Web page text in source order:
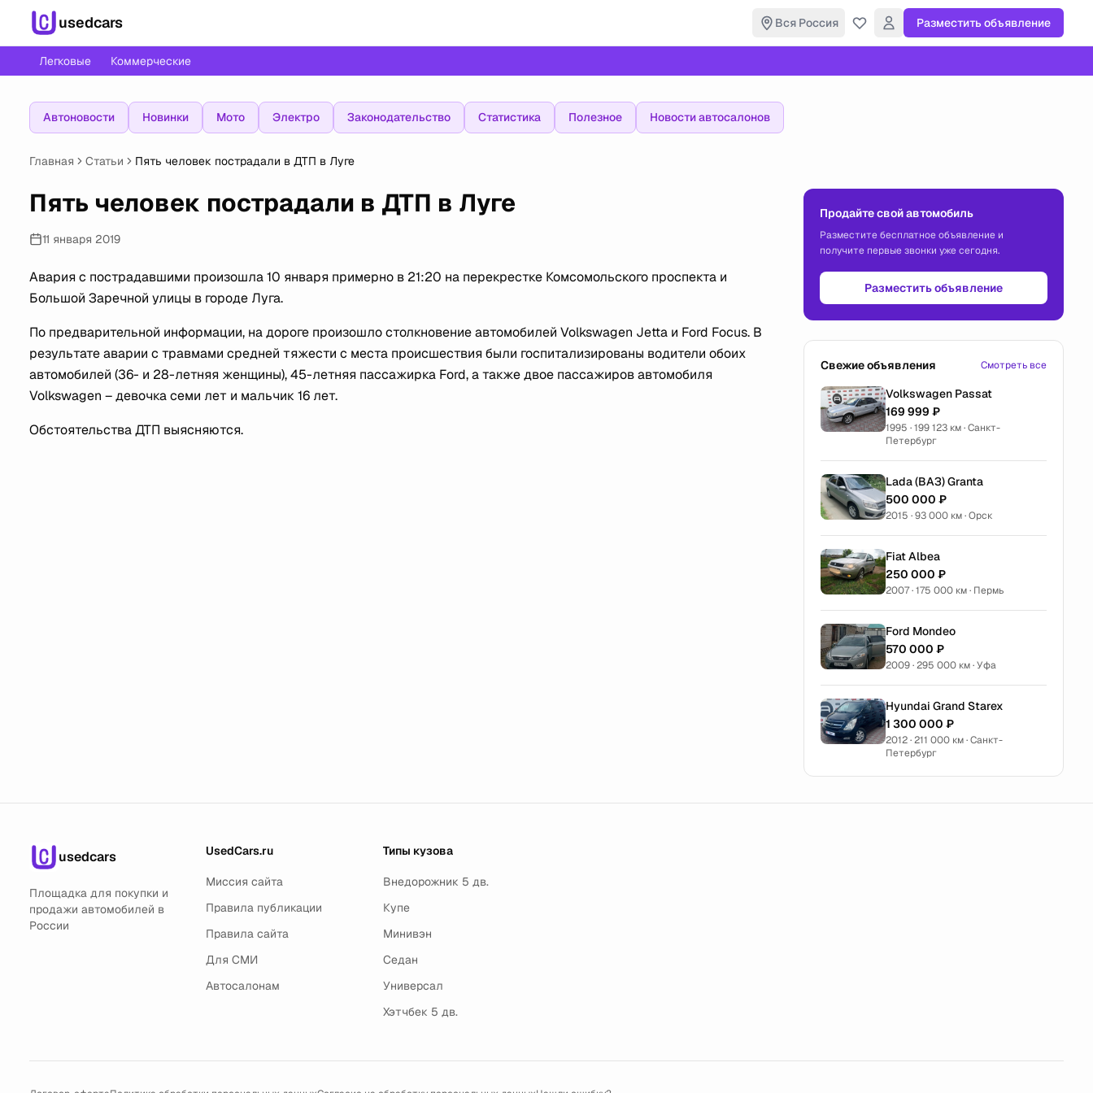
usedcars Вся Россия Разместить объявление
Легковые Коммерческие
Автоновости Новинки Мото Электро Законодательство Статистика Полезное Новости автосалонов
Главная Статьи Пять человек пострадали в ДТП в Луге
Пять человек пострадали в ДТП в Луге
11 января 2019
Авария с пострадавшими произошла 10 января примерно в 21:20 на перекрестке Комсомольского проспекта и
Большой Заречной улицы в городе Луга.
По предварительной информации, на дороге произошло столкновение автомобилей Volkswagen Jetta и Ford Focus. В
результате аварии с травмами средней тяжести с места происшествия были госпитализированы водители обоих
автомобилей (36- и 28-летняя женщины), 45-летняя пассажирка Ford, а также двое пассажиров автомобиля
Volkswagen – девочка семи лет и мальчик 16 лет.
Обстоятельства ДТП выясняются.
Продайте свой автомобиль
Разместите бесплатное объявление и
получите первые звонки уже сегодня.
Разместить объявление
Свежие объявления Смотреть все
Volkswagen Passat
169 999 ₽
1995 · 199 123 км · Санкт-
Петербург
Lada (ВАЗ) Granta
500 000 ₽
2015 · 93 000 км · Орск
Fiat Albea
250 000 ₽
2007 · 175 000 км · Пермь
Ford Mondeo
570 000 ₽
2009 · 295 000 км · Уфа
Hyundai Grand Starex
1 300 000 ₽
2012 · 211 000 км · Санкт-
Петербург
usedcars
Площадка для покупки и
продажи автомобилей в
России
UsedCars.ru
Миссия сайта
Правила публикации
Правила сайта
Для СМИ
Автосалонам
Типы кузова
Внедорожник 5 дв.
Купе
Минивэн
Седан
Универсал
Хэтчбек 5 дв.